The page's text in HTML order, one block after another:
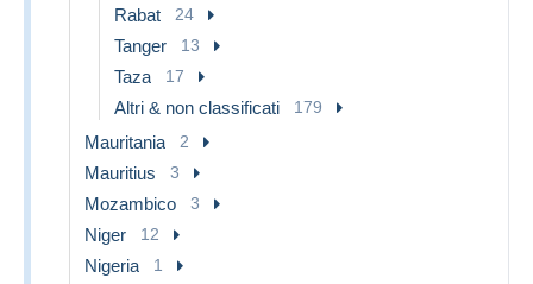
Rabat 24
Tanger 13
Taza 17
Altri & non classificati 179
Mauritania 2
Mauritius 3
Mozambico 3
Niger 12
Nigeria 1